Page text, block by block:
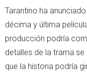
Tarantino ha
décima y última
producción podría
detalles de la trama
que la historia podría